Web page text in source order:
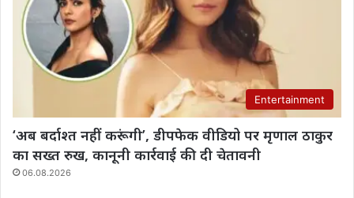
Entertainment
‘अब बर्दाश्त नहीं करूंगी’, डीपफेक वीडियो पर मृणाल ठाकुर
का सख्त रुख, कानूनी कार्रवाई की दी चेतावनी
06.08.2026